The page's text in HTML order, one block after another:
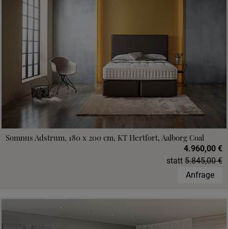
Somnus Adstrum, 180 x 200 cm, KT Hertfort, Aalborg Coal
4.960,00 €
statt 5.845,00 €
Anfrage